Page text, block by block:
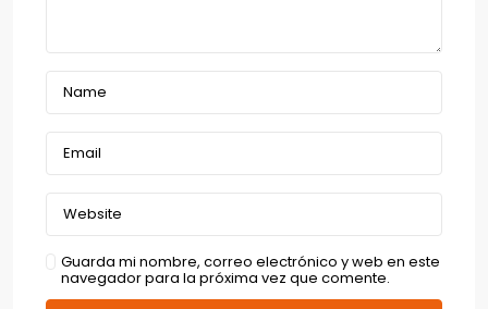
Guarda mi nombre, correo electrónico y web en este
navegador para la próxima vez que comente.